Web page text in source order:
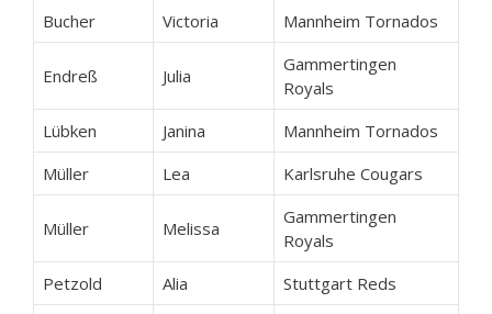
Bucher Victoria Mannheim Tornados
Endreß Julia
Gammertingen
Royals
Lübken
Janina
Mannheim Tornados
Müller
Lea Karlsruhe Cougars
Müller Melissa
Gammertingen
Royals
Petzold
Alia
Stuttgart Reds